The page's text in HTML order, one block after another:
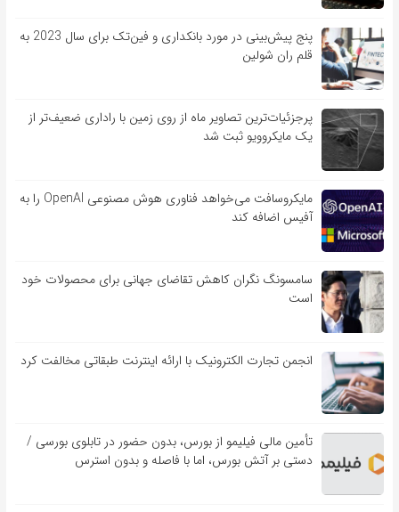
پنج پیش‌بینی در مورد بانکداری و فین‌تک برای سال 2023 به
قلم ران شولین
پرجزئیات‌ترین تصاویر ماه از روی زمین با راداری ضعیف‌تر از
یک مایکروویو ثبت شد
مایکروسافت می‌خواهد فناوری هوش مصنوعی OpenAI را به
آفیس اضافه کند
سامسونگ نگران کاهش تقاضای جهانی برای محصولات خود
است
انجمن تجارت الکترونیک با ارائه اینترنت طبقاتی مخالفت کرد
تأمین مالی فیلیمو از بورس، بدون حضور در تابلوی بورسی /
دستی بر آتش بورس، اما با فاصله و بدون استرس